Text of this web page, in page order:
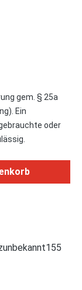
gem. § 25a
Ein
oder